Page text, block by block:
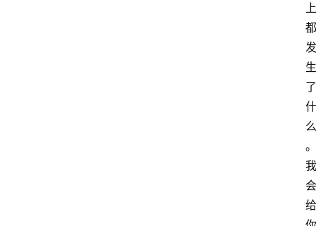
上
都
发
生
了
什
么
。
我
会
给